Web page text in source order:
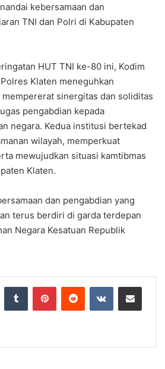
kebersamaan dan
TNI dan Polri di Kabupaten
HUT TNI ke-80 ini, Kodim
Klaten meneguhkan
sinergitas dan soliditas
pengabdian kepada
negara. Kedua institusi bertekad
wilayah, memperkuat
mewujudkan situasi kamtibmas
Klaten.
dan pengabdian yang
terus berdiri di garda terdepan
Negara Kesatuan Republik